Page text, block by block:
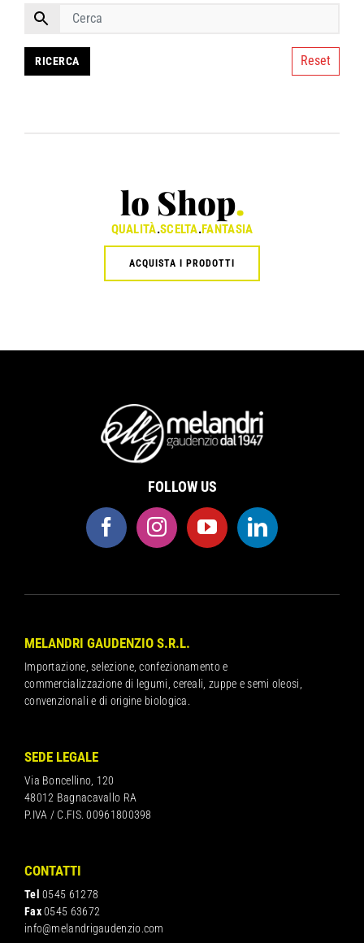
Reset
lo Shop.
QUALITÀ.SCELTA.FANTASIA
ACQUISTA I PRODOTTI
FOLLOW US
MELANDRI GAUDENZIO S.R.L.
Importazione, selezione, confezionamento e
commercializzazione di legumi, cereali, zuppe e semi oleosi,
convenzionali e di origine biologica.
SEDE LEGALE
Via Boncellino, 120
48012 Bagnacavallo RA
P.IVA / C.FIS. 00961800398
CONTATTI
Tel 0545 61278
Fax0545 63672
info@melandrigaudenzio.com